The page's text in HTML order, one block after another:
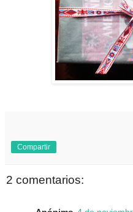
Compartir
2 comentarios: